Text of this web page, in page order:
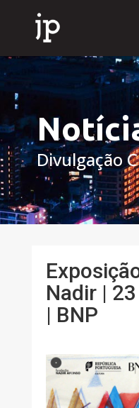
Divulgação
Nadir |
| BNP